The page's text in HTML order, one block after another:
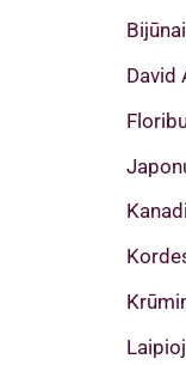
Bijūnai
David